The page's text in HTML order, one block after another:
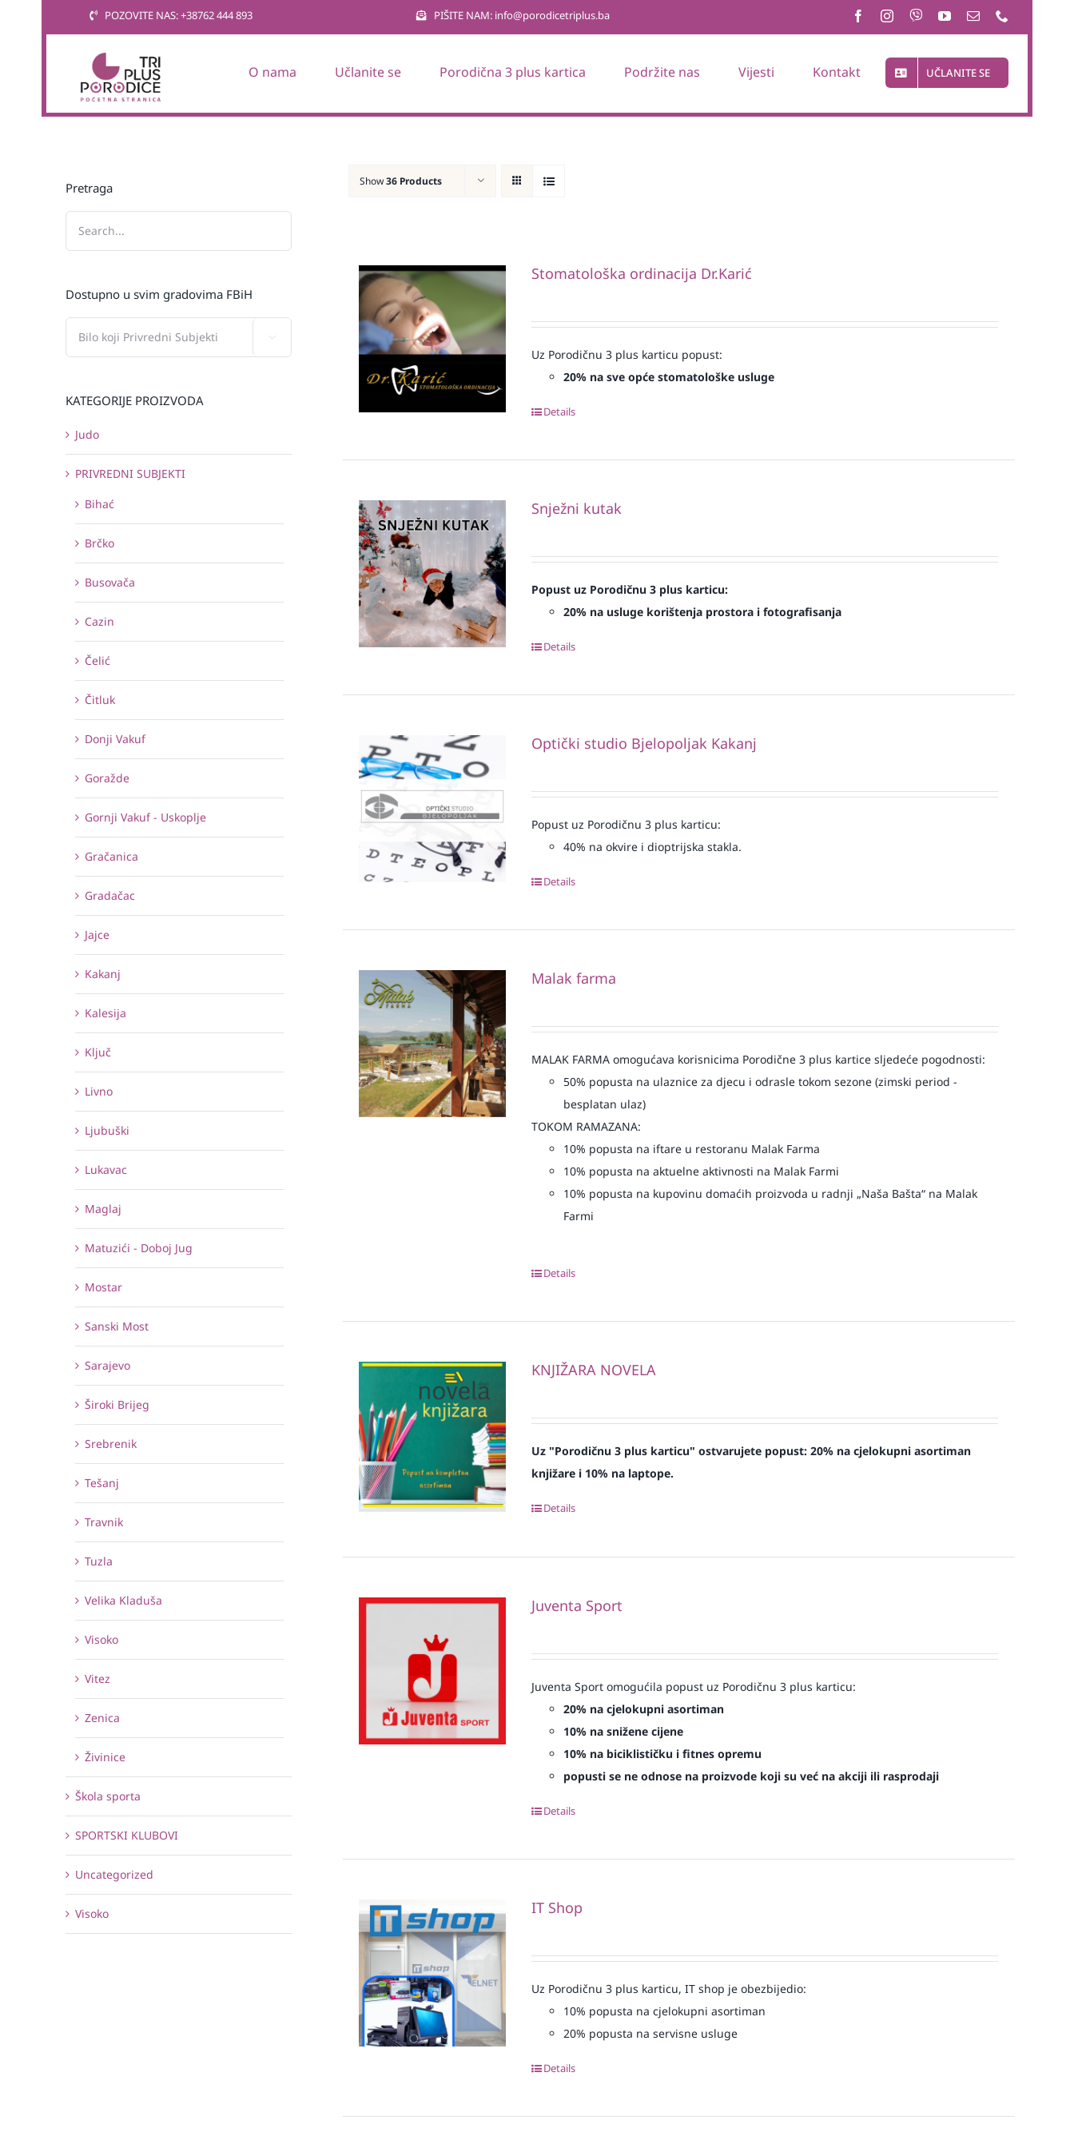
POZOVITE NAS: +38762 444 893 PIŠITE NAM: info@porodicetriplus.ba
O nama Učlanite se Porodična 3 plus kartica Podržite nas Vijesti Kontakt UČLANITE SE
Show36 Products
Stomatološka ordinacija Dr.Karić
Uz Porodičnu 3 plus karticu popust:
20% na sve opće stomatološke usluge
Details
Snježni kutak
Popust uz Porodičnu 3 plus karticu:
20% na usluge korištenja prostora i fotografisanja
Details
Optički studio Bjelopoljak Kakanj
Popust uz Porodičnu 3 plus karticu:
40% na okvire i dioptrijska stakla.
Details
Malak farma
MALAK FARMA omogućava korisnicima Porodične 3 plus kartice sljedeće pogodnosti:
50% popusta na ulaznice za djecu i odrasle tokom sezone (zimski period -
besplatan ulaz)
TOKOM RAMAZANA:
10% popusta na iftare u restoranu Malak Farma
10% popusta na aktuelne aktivnosti na Malak Farmi
10% popusta na kupovinu domaćih proizvoda u radnji „Naša Bašta“ na Malak
Farmi
Details
KNJIŽARA NOVELA
Uz "Porodičnu 3 plus karticu" ostvarujete popust: 20% na cjelokupni asortiman
knjižare i 10% na laptope.
Details
Juventa Sport
Juventa Sport omogućila popust uz Porodičnu 3 plus karticu:
20% na cjelokupni asortiman
10% na snižene cijene
10% na biciklističku i fitnes opremu
popusti se ne odnose na proizvode koji su već na akciji ili rasprodaji
Details
IT Shop
Uz Porodičnu 3 plus karticu, IT shop je obezbijedio:
10% popusta na cjelokupni asortiman
20% popusta na servisne usluge
Details
Pretraga
Dostupno u svim gradovima FBiH
KATEGORIJE PROIZVODA
Judo
PRIVREDNI SUBJEKTI
Bihać
Brčko
Busovača
Cazin
Čelić
Čitluk
Donji Vakuf
Goražde
Gornji Vakuf - Uskoplje
Gračanica
Gradačac
Jajce
Kakanj
Kalesija
Ključ
Livno
Ljubuški
Lukavac
Maglaj
Matuzići - Doboj Jug
Mostar
Sanski Most
Sarajevo
Široki Brijeg
Srebrenik
Tešanj
Travnik
Tuzla
Velika Kladuša
Visoko
Vitez
Zenica
Živinice
Škola sporta
SPORTSKI KLUBOVI
Uncategorized
Visoko